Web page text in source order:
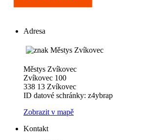
Adresa
Městys Zvíkovec
Zvíkovec 100
338 13 Zvíkovec
ID datové schránky: z4ybrap
Zobrazit v mapě
Kontakt